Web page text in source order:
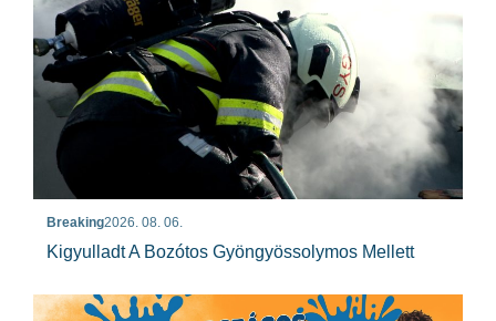
Breaking2026. 08. 06.
Kigyulladt A Bozótos Gyöngyössolymos Mellett